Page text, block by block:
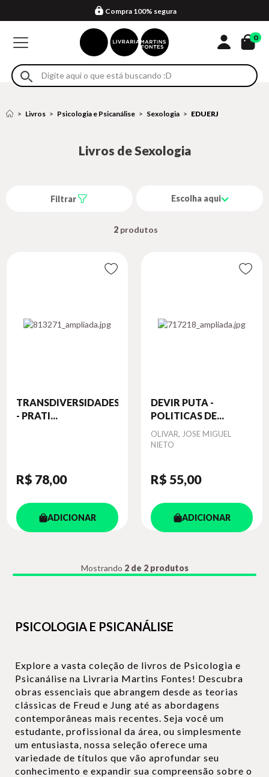
Formas de entrega
Compra 100% segura
Em até 4x sem juros no cartão*
Retire na loja
Eventos
0
Livros Psicologia e Psicanálise Sexologia EDUERJ
Livros de Sexologia
Filtrar Escolha aqui
2
TRANSDIVERSIDADES
- PRATI...
R$ 78,00
ADICIONAR
DEVIR PUTA -
POLITICAS DE...
Autor
OLIVAR, JOSE MIGUEL
NIETO
R$ 55,00
ADICIONAR
Mostrando 2 de 2 produtos
PSICOLOGIA E PSICANÁLISE
Explore a vasta coleção de livros de Psicologia e
Psicanálise na Livraria Martins Fontes! Descubra
obras essenciais que abrangem desde as teorias
clássicas de Freud e Jung até as abordagens
contemporâneas mais recentes. Seja você um
estudante, profissional da área, ou simplesmente
um entusiasta, nossa seleção oferece uma
variedade de títulos que vão aprofundar seu
conhecimento e expandir sua compreensão sobre o